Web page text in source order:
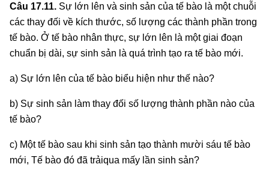
Câu 17.11. Sự lớn lên và sinh sản của tế bào là một chuỗi
các thay đối về kích thước, số lượng các thành phần trong
tế bào. Ở tế bào nhân thực, sự lớn lên là một giai đoạn
chuẩn bị dài, sự sinh sản là quá trình tạo ra tế bào mới.
a) Sự lớn lên của tế bào biểu hiện như thế nào?
b) Sự sinh sản làm thay đối số lượng thành phần nào của
tế bào?
c) Một tế bào sau khi sinh sản tạo thành mười sáu tế bào
mới, Tế bào đó đã trảiqua mấy lần sinh sản?